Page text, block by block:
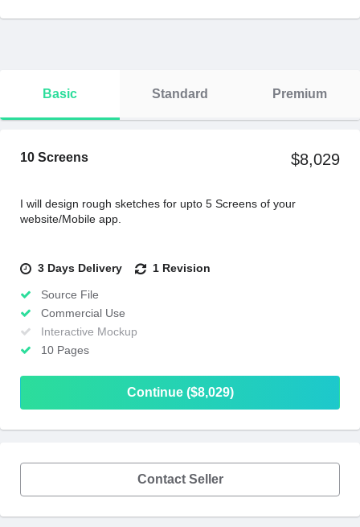
Basic Standard Premium
10 Screens $8,029
I will design rough sketches for upto 5 Screens of your
website/Mobile app.
3 Days Delivery 1 Revision
Source File
Commercial Use
Interactive Mockup
10 Pages
Continue ($8,029)
Contact Seller